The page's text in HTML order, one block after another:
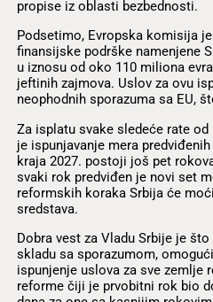
propise iz oblasti bezbednosti.
Podsetimo, Evropska komisija
finansijske podrške namenjene
u iznosu od oko 110 miliona
jeftinih zajmova. Uslov za ovu
neophodnih sporazuma sa EU,
Za isplatu svake sledeće rate
je ispunjavanje mera
kraja 2027. postoji još pet
svaki rok predviđen je novi set
reformskih koraka Srbija će
sredstava.
Dobra vest za Vladu Srbije je
skladu sa sporazumom,
ispunjenje uslova za sve zemlje
reforme čiji je prvobitni rok bio